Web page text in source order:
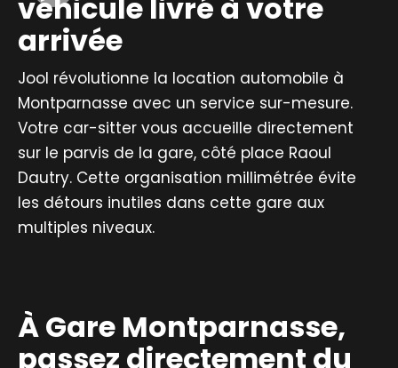
véhicule livré à votre
arrivée
Jool révolutionne la location automobile à
Montparnasse avec un service sur-mesure.
Votre car-sitter vous accueille directement
sur le parvis de la gare, côté place Raoul
Dautry. Cette organisation millimétrée évite
les détours inutiles dans cette gare aux
multiples niveaux.
À Gare Montparnasse,
passez directement du